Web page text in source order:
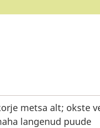
metsa alt; okste
langenud puude